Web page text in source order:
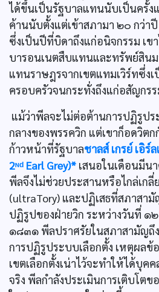
ได้ขึ้นเป็นรัฐบาลแทนนับเป็นครั้ง
ค้านนับตั้งแต่เข้าสภามา ๒๐ กว่า
ซึ่งเป็นปีที่บิดาถึงแก่อนิจกรรม เข
บารอนเนตสืบแทนและทรัพย์สิน
แทนราษฎรจากเขตแทมเวิร์ทซึ่งเ
ครอบครัวจนกระทั่งถึงแก่อสัญกร
แม้ว่าพีลจะไม่ต่อต้านการปฏิรูปร
กลางของพรรควิก แต่เขาก็อดวิต
ก้าวหน้าที่รัฐบาลชาลส์ เกรย์ เอิร์
2ᶰᵈ Earl Grey)* เสนอในเดือนมีน
พีลจึงไม่ช่วยประสานหรือไกล่เก
(ultraTory) และปฏิเสธที่สภาสา
ปฏิรูปของฝ่ายวิก ระหว่างวันที่ ๑
๑๘๓๑ พีลปราศรัยในสภาสามัญถึ
การปฏิรูประบบเลือกตั้ง เหตุผลข้
เขตเลือกตั้งเน่าไว้จะทำให้ได้บุค
จริง พีลกำลังประเมินการเติบโต